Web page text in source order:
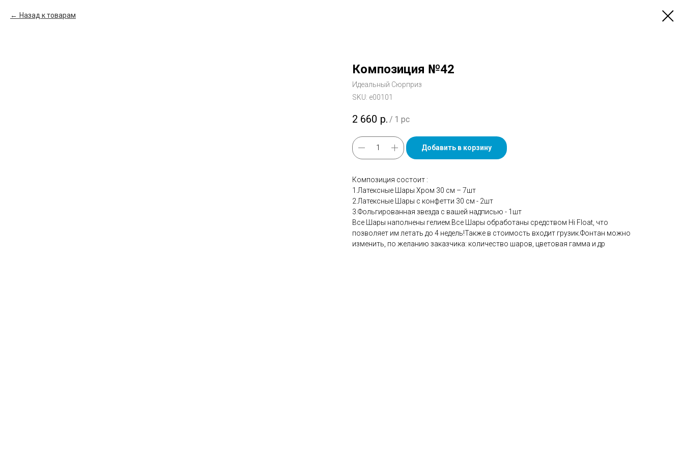
Назад к товарам
Композиция №42
Идеальный Сюрприз
SKU: е00101
2 660 р. / 1 pc
Добавить в корзину
Композиция состоит :
1.Латексные Шары Хром 30 см – 7шт
2.Латексные Шары с конфетти 30 см - 2шт
3.Фольгированная звезда с вашей надписью - 1шт
Все Шары наполнены гелием.Все Шары обработаны средством Hi Float, что
позволяет им летать до 4 недель!Также в стоимость входит грузик.Фонтан можно
изменить, по желанию заказчика: количество шаров, цветовая гамма и др